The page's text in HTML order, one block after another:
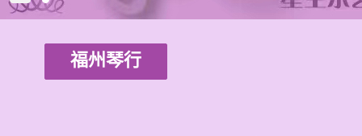
福州琴行